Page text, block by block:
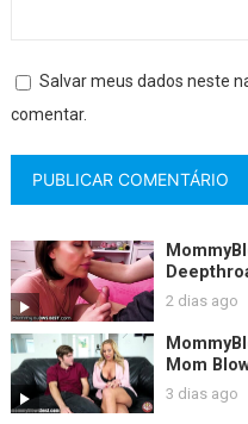
Salvar meus dados neste
comentar.
2 dias ago
Mom
3 dias ago